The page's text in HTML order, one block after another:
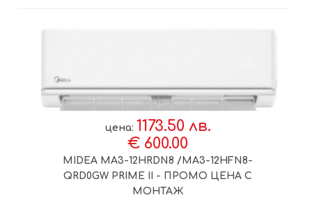
цена: 1173.50 лв.
€ 600.00
MIDEA MA3-12HRDN8 /MA3-12HFN8-
QRD0GW PRIME II - ПРОМО ЦЕНА С
МОНТАЖ